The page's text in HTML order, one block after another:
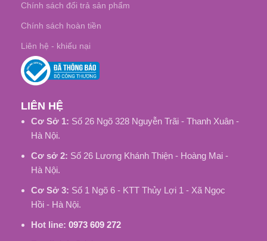
Chính sách đổi trả sản phẩm
Chính sách hoàn tiền
Liên hệ - khiếu nại
LIÊN HỆ
Cơ Sở 1: Số 26 Ngõ 328 Nguyễn Trãi - Thanh Xuân -
Hà Nội.
Cơ sở 2: Số 26 Lương Khánh Thiện - Hoàng Mai -
Hà Nội.
Cơ Sở 3: Số 1 Ngõ 6 - KTT Thủy Lợi 1 - Xã Ngọc
Hồi - Hà Nội.
Hot line: 0973 609 272